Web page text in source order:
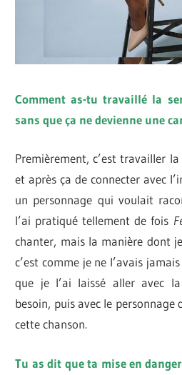
Comment as-tu travaillé la
sans que ça ne devienne une
Premièrement, c’est travailler
et après ça de connecter avec
un personnage qui voulait
l’ai pratiqué tellement de fois
chanter, mais la manière dont
c’est comme je ne l’avais
que je l’ai laissé aller avec
besoin, puis avec le personnage
cette chanson.
Tu as dit que ta mise en